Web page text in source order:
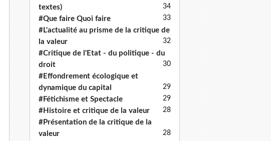
textes)
34
#Que faire Quoi faire 33
#L'actualité au prisme de la critique de
la valeur
32
#Critique de l'Etat - du politique - du
droit
30
#Effondrement écologique et
dynamique du capital
29
#Fétichisme et Spectacle 29
#Histoire et critique de la valeur 28
#Présentation de la critique de la
valeur
28